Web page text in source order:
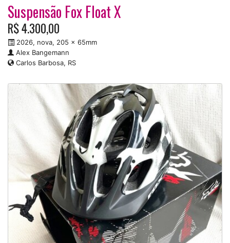
Suspensão Fox Float X
R$ 4.300,00
2026, nova, 205 x 65mm
Alex Bangemann
Carlos Barbosa, RS